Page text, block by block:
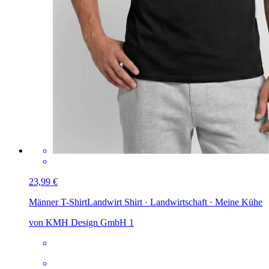
23,99 €
Männer T-ShirtLandwirt Shirt · Landwirtschaft · Meine Kühe
von KMH Design GmbH 1